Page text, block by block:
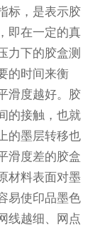
标，是表示胶
即在一定的真
力下的胶盒测
的时间来衡
滑度越好。胶
的接触，也就
的墨层转移也
滑度差的胶盒
材料表面对墨
易使印品墨色
线越细、网点